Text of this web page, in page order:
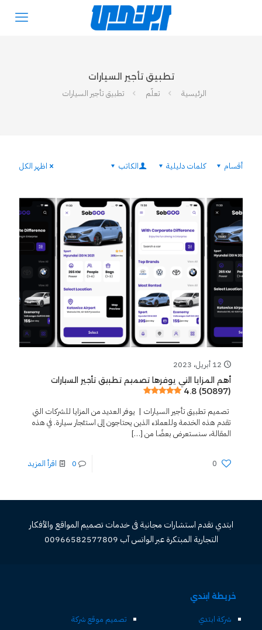
تطبيق تأجير السيارات
الرئيسية
تعلّم تطبيق تأجير السيارات
أقسام كلمات دليلية الكاتب اظهر الكل
12 أبريل، 2023
أهم المزايا التي يوفرها تصميم تطبيق تأجير السيارات
4.8 (50897)
تصميم تطبيق تأجير السيارات | يوفر العديد من المزايا للشركات التي
تقدم هذه الخدمة وللعملاء الذين يحتاجون إلى استئجار سيارة. في هذه
المقالة، سنستعرض بعضًا من […]
0
0 اقرأ المزيد
ابتدي تقدم استشارات مجانية فى خدمات تصميم المواقع والأفكار
التجارية المبتكرة عبر الواتس آب 00966582577809
خريطة ابتدي
شركة ابتدي
تصميم موقع شركة